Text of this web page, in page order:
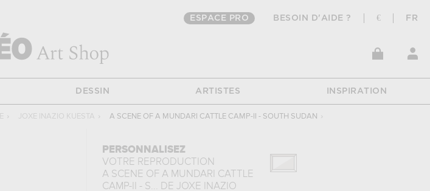
ESPACE PRO BESOIN D'AIDE ? € FR
DESSIN ARTISTES INSPIRATION
› JOXE INAZIO KUESTA › A SCENE OF A MUNDARI CATTLE CAMP-II - SOUTH SUDAN ›
PERSONNALISEZ
VOTRE REPRODUCTION
A SCENE OF A MUNDARI CATTLE
CAMP-II - S... DE JOXE INAZIO